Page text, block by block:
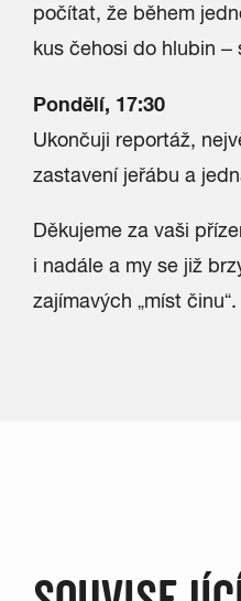
počítat, že během
kus čehosi do hlubin –
Pondělí, 17:30
Ukončuji reportáž,
zastavení jeřábu a
Děkujeme za vaši
i nadále a my se již
zajímavých „míst činu“.